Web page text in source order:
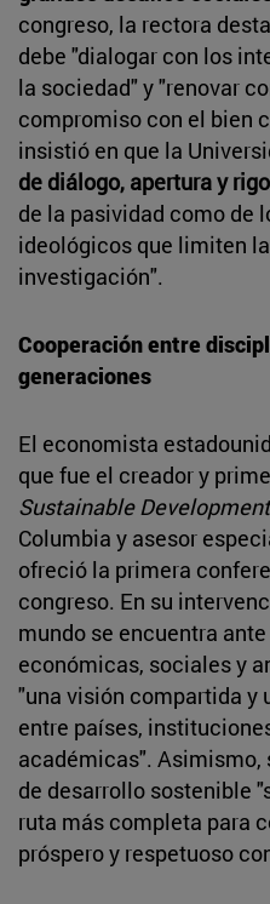
congreso, la rectora
debe "dialogar con los
la sociedad" y "renovar
compromiso con el bien
insistió en que la
de diálogo, apertura y
de la pasividad como de
ideológicos que limiten
investigación".
Cooperación entre
generaciones
El economista
que fue el creador y
Sustainable Development
Columbia y asesor
ofreció la primera
congreso. En su
mundo se encuentra
económicas, sociales y
"una visión compartida y
entre países,
académicas". Asimismo,
de desarrollo sostenible
ruta más completa para
próspero y respetuoso